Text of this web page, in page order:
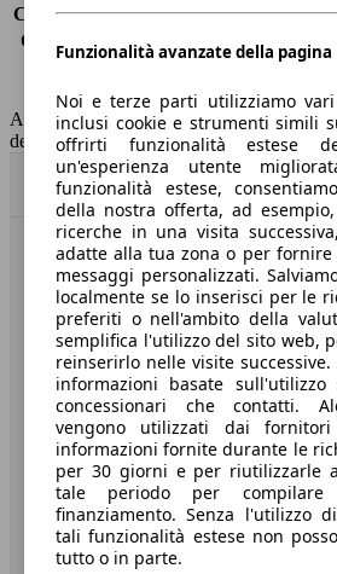
Consumo (extra-urbano) 3.9 l/100km
Consumo (combinato)*
4.4 l/100km
Capacità del serbatoio
47 l
AutoScout24 non si assume alcuna
dei dati.
Benvenuti su AutoScout24, il
Società
A proposito di AutoScout24
Stampa
Media
Condizioni generali
Informazioni
Funzionalità avanzate della pagina
Noi e terze parti utilizziamo
inclusi cookie e strumenti simili
offrirti funzionalità estese
un'esperienza utente
funzionalità estese,
della nostra offerta, ad
ricerche in una visita
adatte alla tua zona o per
messaggi personalizzati.
localmente se lo inserisci per le
preferiti o nell'ambito della
semplifica l'utilizzo del sito web,
reinserirlo nelle visite
informazioni basate sull'utilizzo
concessionari che contatti.
vengono utilizzati dai
informazioni fornite durante le
per 30 giorni e per riutilizzarle
tale periodo per
finanziamento. Senza l'utilizzo
tali funzionalità estese non
tutto o in parte.